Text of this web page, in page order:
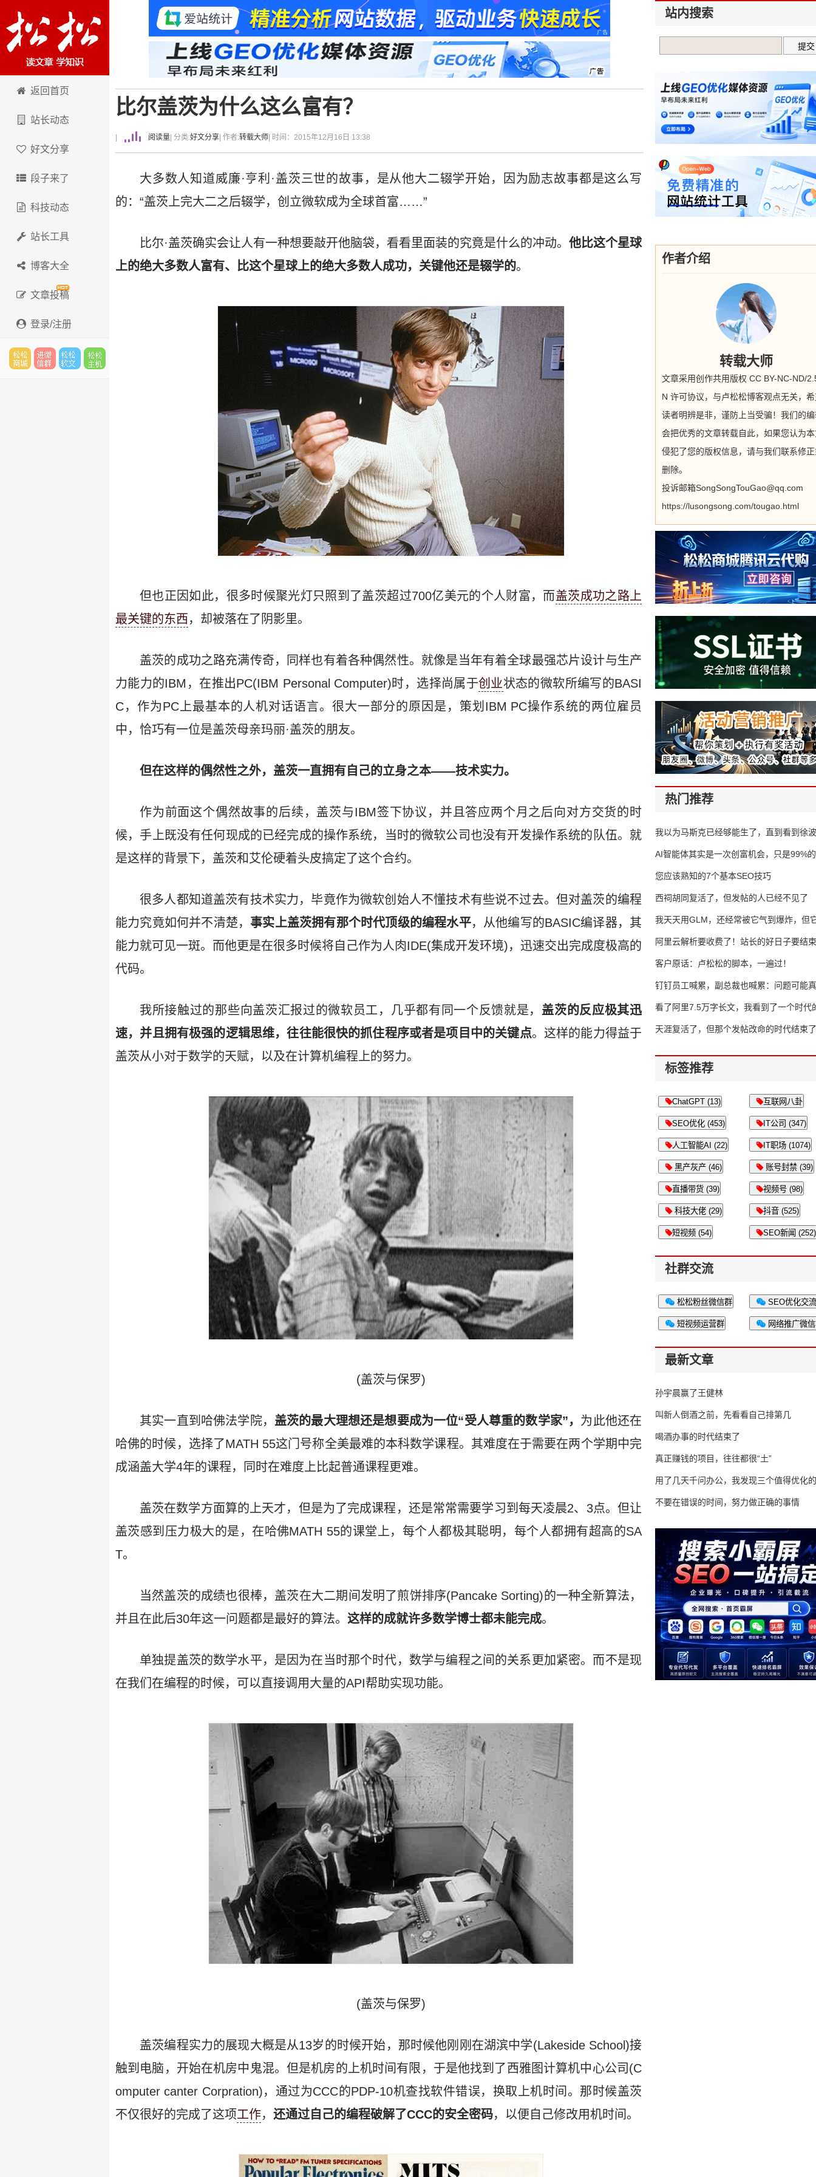
卢松松博客
返回首页
站长动态
好文分享
段子来了
科技动态
站长工具
博客大全
文章投稿
登录/注册
比尔盖茨为什么这么富有？
阅读量 | 分类:好文分享 | 作者:转载大师 | 时间：2015年12月16日 13:38
大多数人知道威廉·亨利·盖茨三世的故事，是从他大二辍学开始，因为励志故事都是这么写
的：“盖茨上完大二之后辍学，创立微软成为全球首富……”
比尔·盖茨确实会让人有一种想要敲开他脑袋，看看里面装的究竟是什么的冲动。 他比这个星球
上的绝大多数人富有、比这个星球上的绝大多数人成功，关键他还是辍学的。
但也正因如此，很多时候聚光灯只照到了盖茨超过700亿美元的个人财富，而盖茨成功之路上
最关键的东西 ，却被落在了阴影里。
盖茨的成功之路充满传奇，同样也有着各种偶然性。就像是当年有着全球最强芯片设计与生产
力能力的IBM，在推出PC(IBM Personal Computer)时，选择尚属于创业状态的微软所编写的BASI
C，作为PC上最基本的人机对话语言。很大一部分的原因是，策划IBM PC操作系统的两位雇员
中，恰巧有一位是盖茨母亲玛丽·盖茨的朋友。
但在这样的偶然性之外，盖茨一直拥有自己的立身之本——技术实力。
作为前面这个偶然故事的后续，盖茨与IBM签下协议，并且答应两个月之后向对方交货的时
候，手上既没有任何现成的已经完成的操作系统，当时的微软公司也没有开发操作系统的队伍。就
是这样的背景下，盖茨和艾伦硬着头皮搞定了这个合约。
很多人都知道盖茨有技术实力，毕竟作为微软创始人不懂技术有些说不过去。但对盖茨的编程
能力究竟如何并不清楚， 事实上盖茨拥有那个时代顶级的编程水平，从他编写的BASIC编译器，其
能力就可见一斑。而他更是在很多时候将自己作为人肉IDE(集成开发环境)，迅速交出完成度极高的
代码。
我所接触过的那些向盖茨汇报过的微软员工，几乎都有同一个反馈就是， 盖茨的反应极其迅
速，并且拥有极强的逻辑思维，往往能很快的抓住程序或者是项目中的关键点。这样的能力得益于
盖茨从小对于数学的天赋，以及在计算机编程上的努力。
(盖茨与保罗)
其实一直到哈佛法学院， 盖茨的最大理想还是想要成为一位“受人尊重的数学家”， 为此他还在
哈佛的时候，选择了MATH 55这门号称全美最难的本科数学课程。其难度在于需要在两个学期中完
成涵盖大学4年的课程，同时在难度上比起普通课程更难。
盖茨在数学方面算的上天才，但是为了完成课程，还是常常需要学习到每天凌晨2、3点。但让
盖茨感到压力极大的是，在哈佛MATH 55的课堂上，每个人都极其聪明，每个人都拥有超高的SA
T。
当然盖茨的成绩也很棒，盖茨在大二期间发明了煎饼排序(Pancake Sorting)的一种全新算法，
并且在此后30年这一问题都是最好的算法。 这样的成就许多数学博士都未能完成。
单独提盖茨的数学水平，是因为在当时那个时代，数学与编程之间的关系更加紧密。而不是现
在我们在编程的时候，可以直接调用大量的API帮助实现功能。
(盖茨与保罗)
盖茨编程实力的展现大概是从13岁的时候开始，那时候他刚刚在湖滨中学(Lakeside School)接
触到电脑，开始在机房中鬼混。但是机房的上机时间有限，于是他找到了西雅图计算机中心公司(C
omputer canter Corpration)，通过为CCC的PDP-10机查找软件错误，换取上机时间。那时候盖茨
不仅很好的完成了这项工作， 还通过自己的编程破解了CCC的安全密码，以便自己修改用机时间。
站内搜索
作者介绍
转载大师
文章采用创作共用版权 CC BY-NC-ND/
N 许可协议，与卢松松博客观点无关，
读者明辨是非，谨防上当受骗！我们的
会把优秀的文章转载自此，如果您认为
侵犯了您的版权信息，请与我们联系修
删除。
投诉邮箱SongSongTouGao@qq.com
https://lusongsong.com/tougao.html
热门推荐
我以为马斯克已经够能生了，直到看到
AI智能体其实是一次创富机会，只是99%
错过了
您应该熟知的7个基本SEO技巧
西祠胡同复活了，但发帖的人已经不见了
我天天用GLM，还经常被它气到爆炸，但
16万亿
阿里云解析要收费了！站长的好日子要结
客户原话：卢松松的脚本，一遍过！
钉钉员工喊累，副总裁也喊累：问题可能
了
看了阿里7.5万字长文，我看到了一个时代
天涯复活了，但那个发帖改命的时代结束了
标签推荐
ChatGPT (13) 互联网八卦
SEO优化 (453) IT公司 (347)
人工智能AI (22) IT职场 (1074)
黑产灰产 (46) 账号封禁 (39)
直播带货 (39) 视频号 (98)
科技大佬 (29) 抖音 (525)
短视频 (54) SEO新闻 (252)
社群交流
松松粉丝微信群 SEO优化交
短视频运营群 网络推广微
最新文章
孙宇晨赢了王健林
叫新人倒酒之前，先看看自己排第几
喝酒办事的时代结束了
真正赚钱的项目，往往都很“土”
用了几天千问办公，我发现三个值得优化
不要在错误的时间，努力做正确的事情